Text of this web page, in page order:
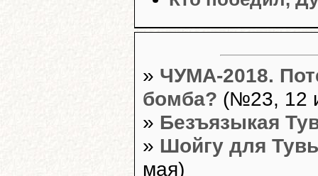
» ЧУМА-2018.
бомба? (№23, 12
» Безъязыкая
» Шойгу для
мая)